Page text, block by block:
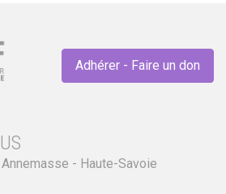
Adhérer - Faire un don
- Haute-Savoie